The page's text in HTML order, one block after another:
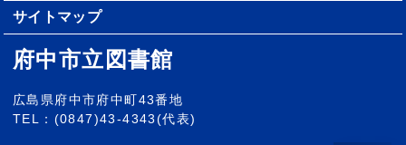
サイトマップ
府中市立図書館
広島県府中市府中町43番地
TEL：(0847)43-4343(代表)